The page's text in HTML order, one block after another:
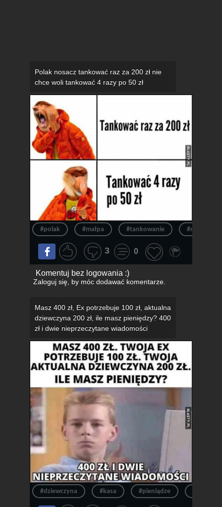
Polak nosacz tankować raz za 200 zł nie
chce woli tankować 4 razy po 50 zł
#polak #małpa #tankowanie #nosacz
3 0
Komentuj bez logowania :)
Zaloguj się, by móc dodawać komentarze.
Masz 400 zł, Ex potrzebuje 100 zł, aktualna
dziewczyna 200 zł, ile masz pieniędzy? 400
zł i dwie nieprzeczytane wiadomości
#dziewczyna #kasa #pieniądze